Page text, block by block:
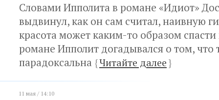
Словами Ипполита в романе «Идиот»
выдвинул, как он сам считал, наивную
красота может каким-то образом
романе Ипполит догадывался о том, что
парадоксальна {Читайте далее}
11 мая / 14:10